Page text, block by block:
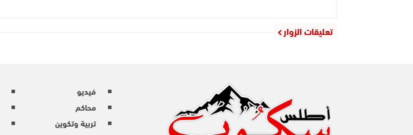
تعليقات الزوار
فيديو
محاكم
تربية وتكوين